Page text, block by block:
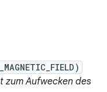
zum Aufwecken des